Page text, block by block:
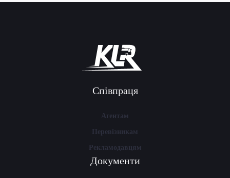
Співпраця
Агентам
Перевізникам
Рекламодавцям
Документи